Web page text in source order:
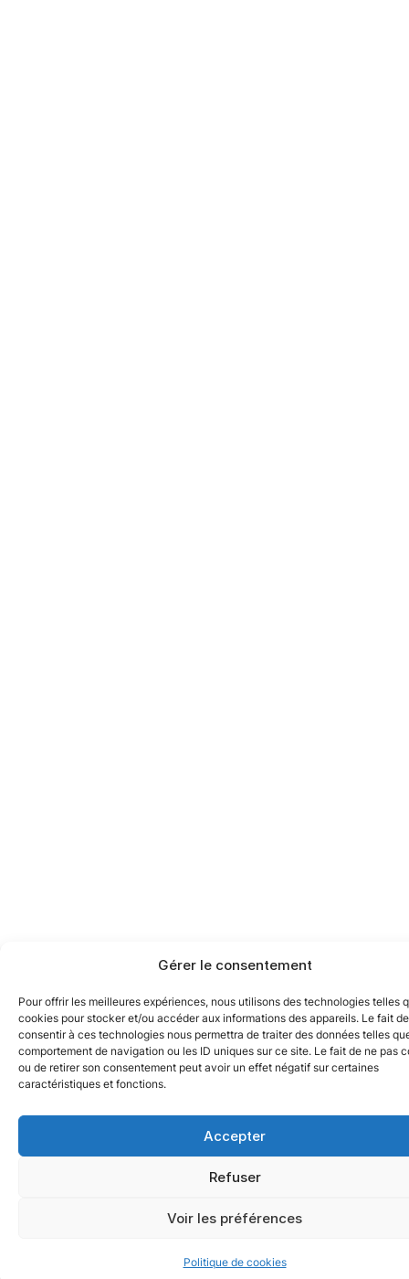
Gérer le consentement
Pour offrir les meilleures expériences, nous utilisons des technologies telles
cookies pour stocker et/ou accéder aux informations des appareils. Le fait de
consentir à ces technologies nous permettra de traiter des données telles
comportement de navigation ou les ID uniques sur ce site. Le fait de ne pas
ou de retirer son consentement peut avoir un effet négatif sur certaines
caractéristiques et fonctions.
Accepter
Refuser
Voir les préférences
Politique de cookies